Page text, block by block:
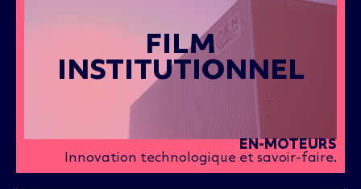
FILM
INSTITUTIONNEL
EN-MOTEURS
Innovation technologique et savoir-faire.